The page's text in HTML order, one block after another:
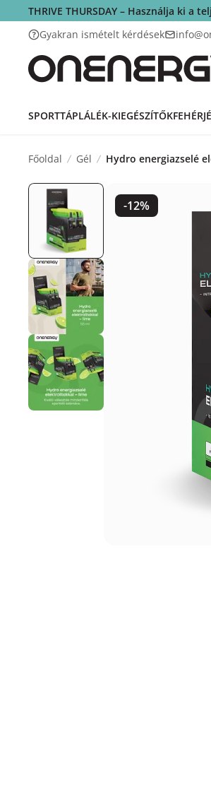
THRIVE THURSDAY – Használja ki a
Gyakran ismételt kérdések
SPORTTÁPLÁLÉK-KIEGÉSZÍTŐK
Főoldal Gél Hydro energiazselé
-12%